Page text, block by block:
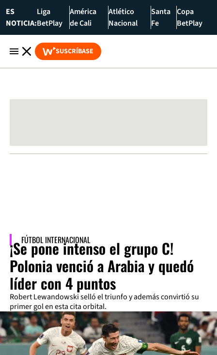
ES
NOTICIA:
Liga
BetPlay
América
de Cali
Atlético
Nacional
Santa
Fe
Copa
BetPlay
SUSCRÍBASE
FÚTBOL INTERNACIONAL
¡Se pone intenso el grupo C!
Polonia venció a Arabia y quedó
líder con 4 puntos
Robert Lewandowski selló el triunfo y además convirtió su
primer gol en esta cita orbital.